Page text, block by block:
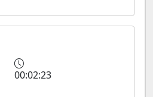
00:02:23